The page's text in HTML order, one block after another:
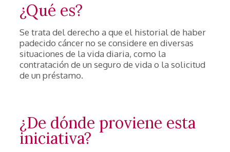
¿Qué es?
Se trata del derecho a que el historial de haber
padecido cáncer no se considere en diversas
situaciones de la vida diaria, como la
contratación de un seguro de vida o la solicitud
de un préstamo.
¿De dónde proviene esta
iniciativa?